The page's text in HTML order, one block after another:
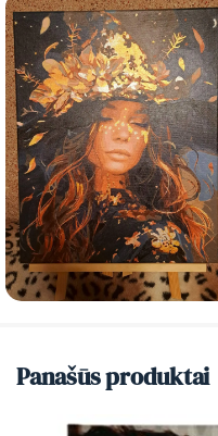
Panašūs produktai